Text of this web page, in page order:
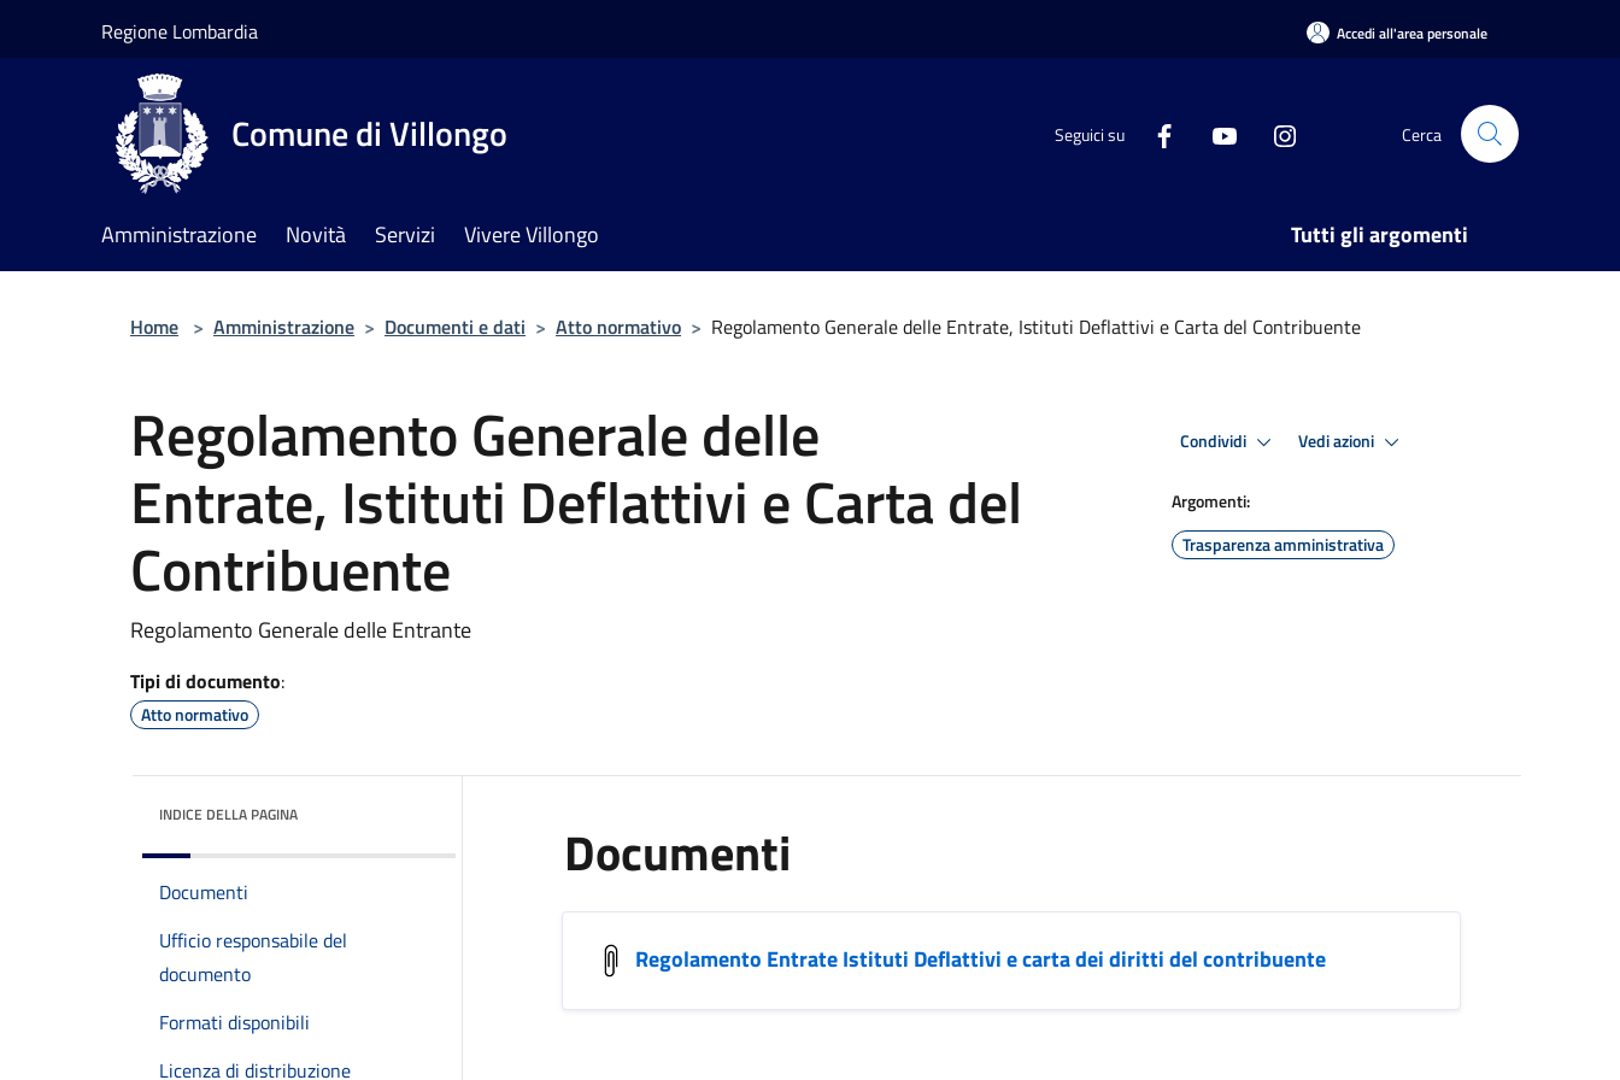
Regione Lombardia Accedi all'area personale
Comune di Villongo Seguici su Cerca
Amministrazione Novità Servizi Vivere Villongo Tutti gli argomenti
Home > Amministrazione > Documenti e dati > Atto normativo > Regolamento Generale delle Entrate, Istituti Deflattivi e Carta del Contribuente
Regolamento Generale delle
Entrate, Istituti Deflattivi e Carta del
Contribuente
Regolamento Generale delle Entrante
Tipi di documento:
Atto normativo
Condividi Vedi azioni
Argomenti:
Trasparenza amministrativa
INDICE DELLA PAGINA
Documenti
Ufficio responsabile del
documento
Formati disponibili
Licenza di distribuzione
Documenti
Regolamento Entrate Istituti Deflattivi e carta dei diritti del contribuente